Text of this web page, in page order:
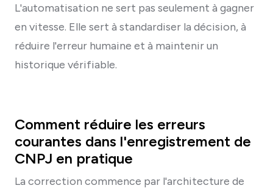
L'automatisation ne sert pas seulement à gagner
en vitesse. Elle sert à standardiser la décision, à
réduire l'erreur humaine et à maintenir un
historique vérifiable.
Comment réduire les erreurs
courantes dans l'enregistrement de
CNPJ en pratique
La correction commence par l'architecture de